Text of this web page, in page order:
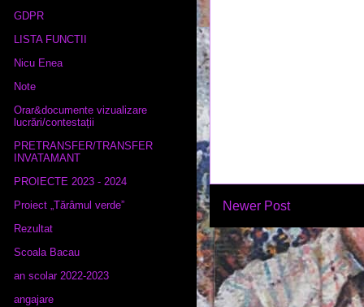
Newer Post
GDPR
LISTA FUNCTII
Nicu Enea
Note
Orar&documente vizualizare
lucrări/contestații
PRETRANSFER/TRANSFER
INVATAMANT
PROIECTE 2023 - 2024
Proiect „Tărâmul verde”
Rezultat
Scoala Bacau
an scolar 2022-2023
angajare